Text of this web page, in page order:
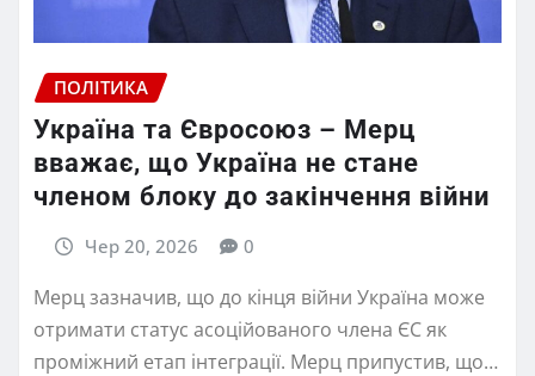
ПОЛІТИКА
Україна та Євросоюз – Мерц
вважає, що Україна не стане
членом блоку до закінчення війни
Чер 20, 2026 0
Мерц зазначив, що до кінця війни Україна може
отримати статус асоційованого члена ЄС як
проміжний етап інтеграції. Мерц припустив, що…